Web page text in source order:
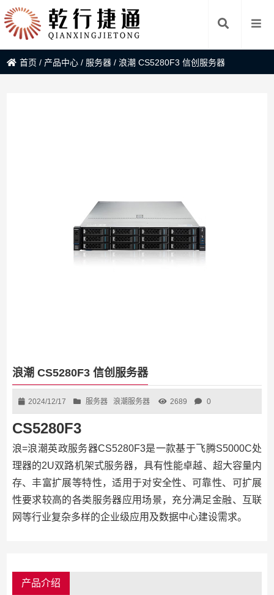
首页 / 产品中心 / 服务器 /浪潮 CS5280F3 信创服务器
浪潮 CS5280F3 信创服务器
2024/12/17 服务器 浪潮服务器 2689 0
CS5280F3
浪=浪潮英政服务器CS5280F3是一款基于飞腾S5000C处
理器的2U双路机架式服务器，具有性能卓越、超大容量内
存、丰富扩展等特性，适用于对安全性、可靠性、可扩展
性要求较高的各类服务器应用场景，充分满足金融、互联
网等行业复杂多样的企业级应用及数据中心建设需求。
产品介绍